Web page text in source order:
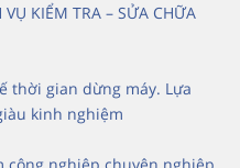
KIỂM TRA – SỬA CHỮA
thời gian dừng máy. Lựa
kinh nghiệm